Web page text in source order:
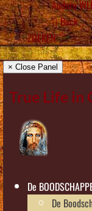
Andere
Back
ZOEKEN
× Close Panel
True Life in
De
De